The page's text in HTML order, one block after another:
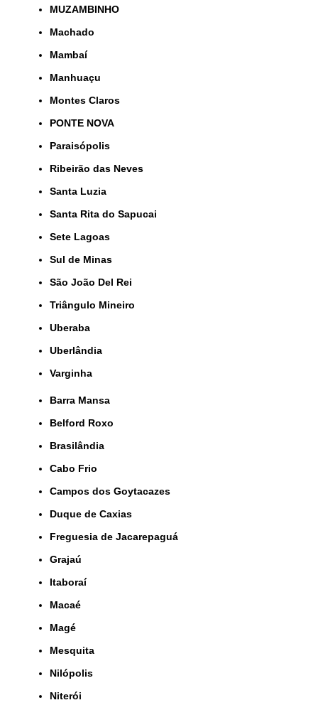
MUZAMBINHO
Machado
Mambaí
Manhuaçu
Montes Claros
PONTE NOVA
Paraisópolis
Ribeirão das Neves
Santa Luzia
Santa Rita do Sapucai
Sete Lagoas
Sul de Minas
São João Del Rei
Triângulo Mineiro
Uberaba
Uberlândia
Varginha
Barra Mansa
Belford Roxo
Brasilândia
Cabo Frio
Campos dos Goytacazes
Duque de Caxias
Freguesia de Jacarepaguá
Grajaú
Itaboraí
Macaé
Magé
Mesquita
Nilópolis
Niterói